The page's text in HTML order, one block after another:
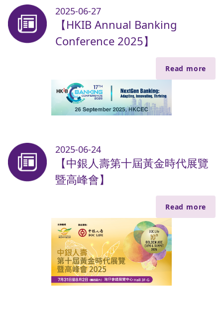
2025-06-27
【HKIB Annual Banking
Conference 2025】
Read more
2025-06-24
【中銀人壽第十屆黃金時代展覽
暨高峰會】
Read more